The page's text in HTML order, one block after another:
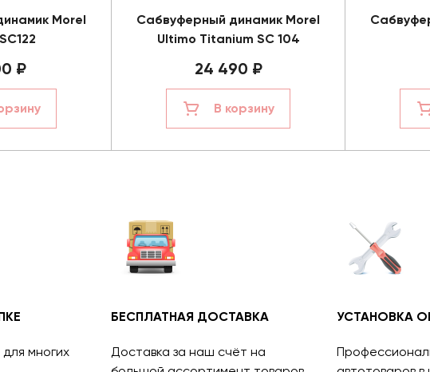
Morel
₽
Сабвуферный динамик Morel
Ultimo Titanium SC 104
24 490 ₽
В корзину
многих
БЕСПЛАТНАЯ ДОСТАВКА
Доставка за наш счёт на
УСТАНОВКА